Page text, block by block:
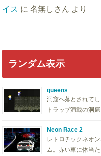
イス に 名無しさん より
ランダム表示
queens
洞窟へ落とされて
トラップ満載の洞
Neon Race 2
レトロチックネオ
ム。赤い車に体当